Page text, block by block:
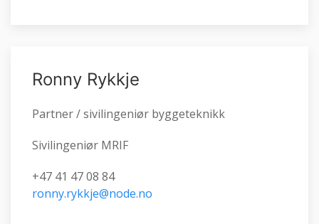
Ronny Rykkje
Partner / sivilingeniør byggeteknikk
Sivilingeniør MRIF
+47 41 47 08 84
ronny.rykkje@node.no